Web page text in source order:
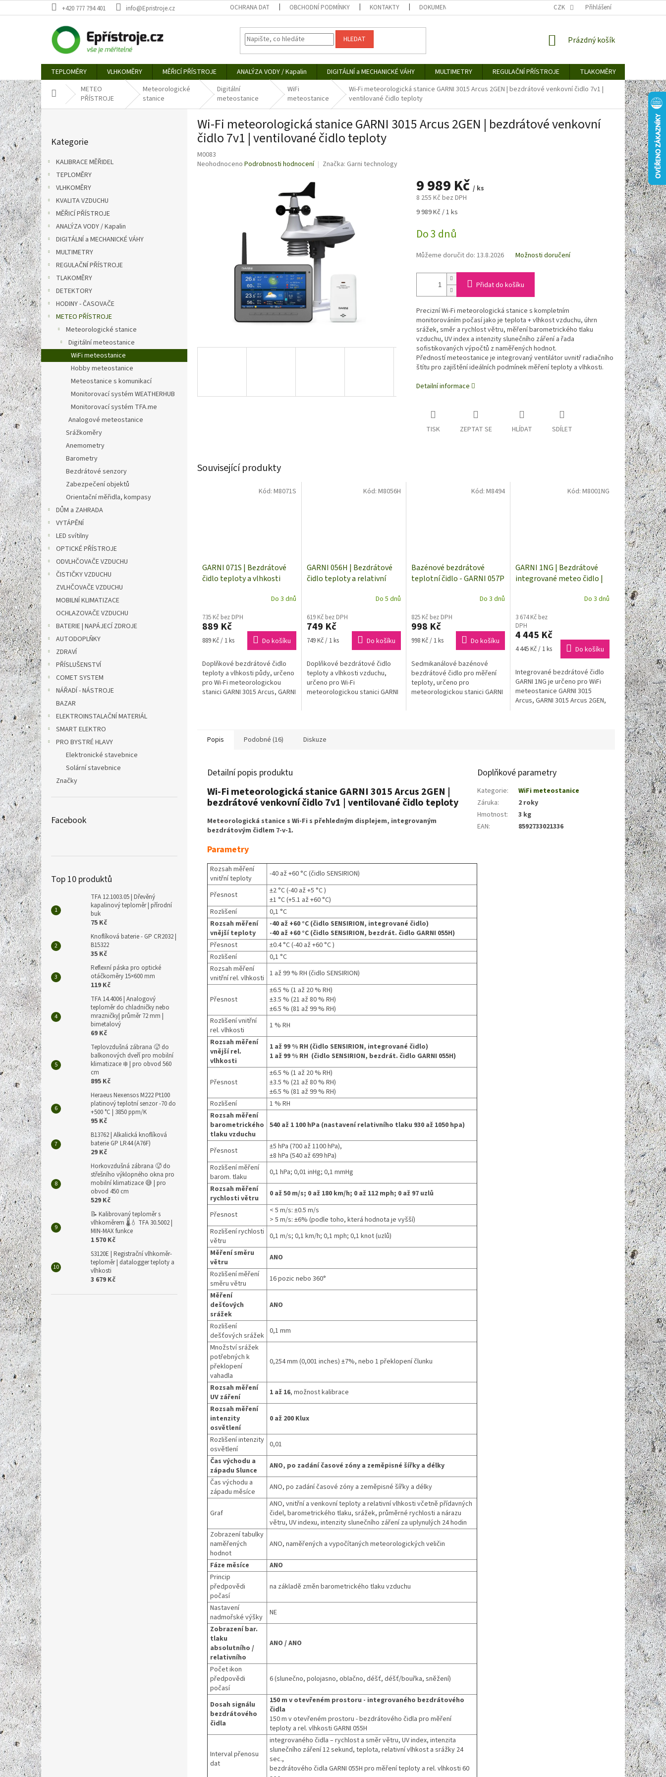
na
+420 777 794 401 info@Epristroje.cz OCHRANA DAT OBCHODNÍ PODMÍNKY KONTAKTY DOKUMENTY KE STAŽENÍ CENY ZA DOPRAVU / ZPŮSOBY DORUČENÍ
CZK Přihlášení
HLEDAT
NÁKUPNÍ
Prázdný košík
TEPLOMĚRY VLHKOMĚRY MĚŘICÍ PŘÍSTROJE ANALÝZA VODY / Kapalin DIGITÁLNÍ a MECHANICKÉ VÁHY MULTIMETRY REGULAČNÍ PŘÍSTROJE TLAKOMĚRY
Domů METEO
PŘÍSTROJE
Meteorologické
stanice
Digitální
meteostanice
WiFi
meteostanice
Wi-Fi meteorologická stanice GARNI 3015 Arcus 2GEN | bezdrátové venkovní čidlo 7v1 |
ventilované čidlo teploty
P
o
s
t
r
a
n
n
í
p
a
n
e
l
kategorie
Kategorie
KALIBRACE MĚŘIDEL
TEPLOMĚRY
VLHKOMĚRY
KVALITA VZDUCHU
MĚŘICÍ PŘÍSTROJE
ANALÝZA VODY / Kapalin
DIGITÁLNÍ a MECHANICKÉ VÁHY
MULTIMETRY
REGULAČNÍ PŘÍSTROJE
TLAKOMĚRY
DETEKTORY
HODINY - ČASOVAČE
METEO PŘÍSTROJE
Meteorologické stanice
Digitální meteostanice
WiFi meteostanice
Hobby meteostanice
Meteostanice s komunikací
Monitorovací systém WEATHERHUB
Monitorovací systém TFA.me
Analogové meteostanice
Srážkoměry
Anemometry
Barometry
Bezdrátové senzory
Zabezpečení objektů
Orientační měřidla, kompasy
DŮM a ZAHRADA
VYTÁPĚNÍ
LED svítilny
OPTICKÉ PŘÍSTROJE
ODVLHČOVAČE VZDUCHU
ČISTIČKY VZDUCHU
ZVLHČOVAČE VZDUCHU
MOBILNÍ KLIMATIZACE
OCHLAZOVAČE VZDUCHU
BATERIE | NAPÁJECÍ ZDROJE
AUTODOPLŇKY
ZDRAVÍ
PŘÍSLUŠENSTVÍ
COMET SYSTEM
NÁŘADÍ - NÁSTROJE
BAZAR
ELEKTROINSTALAČNÍ MATERIÁL
SMART ELEKTRO
PRO BYSTRÉ HLAVY
Elektronické stavebnice
Solární stavebnice
Značky
Facebook
Top 10 produktů
TFA 12.1003.05 | Dřevěný
kapalinový teploměr | přírodní
buk
75 Kč
Knoflíková baterie - GP CR2032 |
B15322
35 Kč
Reflexní páska pro optické
otáčkoměry 15×600 mm
119 Kč
TFA 14.4006 | Analogový
teploměr do chladničky nebo
mrazničky| průměr 72 mm |
bimetalový
69 Kč
Teplovzdušná zábrana 🥵 do
balkonových dveří pro mobilní
klimatizace ❄️ | pro obvod 560
cm
895 Kč
Heraeus Nexensos M222 Pt100
platinový teplotní senzor -70 do
+500 °C | 3850 ppm/K
95 Kč
B13762 | Alkalická knoflíková
baterie GP LR44 (A76F)
29 Kč
Horkovzdušná zábrana 🥵 do
střešního výklopného okna pro
mobilní klimatizace 😅 | pro
obvod 450 cm
529 Kč
📝 Kalibrovaný teploměr s
vlhkoměrem 🌡️💧 TFA 30.5002 |
MIN-MAX funkce
1 570 Kč
S3120E | Registrační vlhkoměr-
teploměr | datalogger teploty a
vlhkosti
3 679 Kč
Wi-Fi meteorologická stanice GARNI 3015 Arcus 2GEN | bezdrátové venkovní
čidlo 7v1 | ventilované čidlo teploty
M0083
Průměrné
Neohodnoceno Podrobnosti hodnocení Značka: Garni technology
9 989 Kč / ks
8 255 Kč bez DPH
Měrná
9 989 Kč / 1 ks
Do 3 dnů
Můžeme doručit do: 13.8.2026 Možnosti doručení
Přidat do košíku
Precizní Wi-Fi meteorologická stanice s kompletním
monitorováním počasí jako je teplota + vlhkost vzduchu, úhrn
srážek, směr a rychlost větru, měření barometrického tlaku
vzduchu, UV index a intenzity slunečního záření a řada
sofistikovaných výpočtů z naměřených hodnot.
Předností meteostanice je integrovaný ventilátor uvnitř radiačního
štítu pro zajištění ideálních podmínek měření teploty a vlhkosti.
Detailní informace
TISK ZEPTAT SE HLÍDAT SDÍLET
Související produkty
GARNI 071S | Bezdrátové
čidlo teploty a vlhkosti
Do 3 dnů
735 Kč bez DPH
889 Kč
Měrná
889 Kč / 1 ks Do košíku
Doplňkové bezdrátové čidlo
teploty a vlhkosti půdy, určeno
pro Wi-Fi meteorologickou
stanici GARNI 3015 Arcus, GARNI
Kód: M8071S
GARNI 056H | Bezdrátové
čidlo teploty a relativní
Do 5 dnů
619 Kč bez DPH
749 Kč
Měrná
749 Kč / 1 ks Do košíku
Doplňkové bezdrátové čidlo
teploty a vlhkosti vzduchu,
určeno pro Wi-Fi
meteorologickou stanici GARNI
Kód: M8056H
Bazénové bezdrátové
teplotní čidlo - GARNI 057P
Do 3 dnů
825 Kč bez DPH
998 Kč
Měrná
998 Kč / 1 ks Do košíku
Sedmikanálové bazénové
bezdrátové čidlo pro měření
teploty, určeno pro
meteorologickou stanici GARNI
Kód:M8494
GARNI 1NG | Bezdrátové
integrované meteo čidlo |
Do 3 dnů
3 674 Kč bez
DPH
4 445 Kč
Měrná
4 445 Kč / 1 ks Do košíku
Integrované bezdrátové čidlo
GARNI 1NG je určeno pro WiFi
meteostanice GARNI 3015
Arcus, GARNI 3015 Arcus 2GEN,
Kód: M8001NG
Popis Podobné (16) Diskuze
Detailní popis produktu
Wi-Fi meteorologická stanice GARNI 3015 Arcus 2GEN |
bezdrátové venkovní čidlo 7v1 | ventilované čidlo teploty
Meteorologická stanice s Wi-Fi s přehledným displejem, integrovaným
bezdrátovým čidlem 7-v-1.
Parametry
Rozsah měření
vnitřní teploty
-40 až +60 °C (čidlo SENSIRION)
Přesnost
±2 °C (-40 až +5 °C )
±1 °C (+5.1 až +60 °C)
Rozlišení
0,1 °C
Rozsah měření
vnější teploty
-40 až +60 °C (čidlo SENSIRION, integrované čidlo)
-40 až +60 °C (čidlo SENSIRION, bezdrát. čidlo GARNI 055H)
Přesnost
±0.4 °C (-40 až +60 °C )
Rozlišení
0,1 °C
Rozsah měření
vnitřní rel. vlhkosti 1 až 99 % RH (čidlo SENSIRION)
Přesnost
±6.5 % (1 až 20 % RH)
±3.5 % (21 až 80 % RH)
±6.5 % (81 až 99 % RH)
Rozlišení vnitřní
rel. vlhkosti
1 % RH
Rozsah měření
vnější rel.
vlhkosti
1 až 99 % RH (čidlo SENSIRION, integrované čidlo)
1 až 99 % RH (čidlo SENSIRION, bezdrát. čidlo GARNI 055H)
Přesnost
±6.5 % (1 až 20 % RH)
±3.5 % (21 až 80 % RH)
±6.5 % (81 až 99 % RH)
Rozlišení
1 % RH
Rozsah měření
barometrického
tlaku vzduchu
540 až 1 100 hPa (nastavení relativního tlaku 930 až 1050 hpa)
Přesnost
±5 hPa (700 až 1100 hPa),
±8 hPa (540 až 699 hPa)
Rozlišení měření
barom. tlaku
0,1 hPa; 0,01 inHg; 0,1 mmHg
Rozsah měření
rychlosti větru
0 až 50 m/s; 0 až 180 km/h; 0 až 112 mph; 0 až 97 uzlů
Přesnost
< 5 m/s: ±0.5 m/s
> 5 m/s: ±6% (podle toho, která hodnota je vyšší)
Rozlišení rychlosti
větru
0,1 m/s; 0,1 km/h; 0,1 mph; 0,1 knot (uzlů)
Měření směru
větru
ANO
Rozlišení měření
směru větru
16 pozic nebo 360°
Měření
dešťových
srážek
ANO
Rozlišení
dešťových srážek 0,1 mm
Množství srážek
potřebných k
překlopení
vahadla
0,254 mm (0,001 inches) ±7%, nebo 1 překlopení člunku
Rozsah měření
UV záření
1 až 16, možnost kalibrace
Rozsah měření
intenzity
osvětlení
0 až 200 Klux
Rozlišení intenzity
osvětlení
0,01
Čas východu a
západu Slunce
ANO, po zadání časové zóny a zeměpisné šířky a délky
Čas východu a
západu měsíce
ANO, po zadání časové zóny a zeměpisné šířky a délky
Graf
ANO, vnitřní a venkovní teploty a relativní vlhkosti včetně přídavných
čidel, barometrického tlaku, srážek, průměrné rychlosti a nárazu
větru, UV indexu, intenzity slunečního záření za uplynulých 24 hodin
Zobrazení tabulky
naměřených
hodnot
ANO, naměřených a vypočítaných meteorologických veličin
Fáze měsíce
ANO
Princip
předpovědi
počasí
na základě změn barometrického tlaku vzduchu
Nastavení
nadmořské výšky
NE
Zobrazení bar.
tlaku
absolutního /
relativního
ANO / ANO
Počet ikon
předpovědi
počasí
6 (slunečno, polojasno, oblačno, déšť, déšť/bouřka, sněžení)
Dosah signálu
bezdrátového
čidla
150 m v otevřeném prostoru - integrovaného bezdrátového
čidla
150 m v otevřeném prostoru - bezdrátového čidla pro měření
teploty a rel. vlhkosti GARNI 055H
Interval přenosu
dat
integrovaného čidla – rychlost a směr větru, UV index, intenzita
slunečního záření 12 sekund, teplota, relativní vlhkost a srážky 24
sec.,
bezdrátového čidla GARNI 055H pro měření teploty a rel. vlhkosti 60
Doplňkové parametry
Kategorie:
WiFi meteostanice
Záruka:
2 roky
Hmotnost:
3 kg
EAN: 8592733021336